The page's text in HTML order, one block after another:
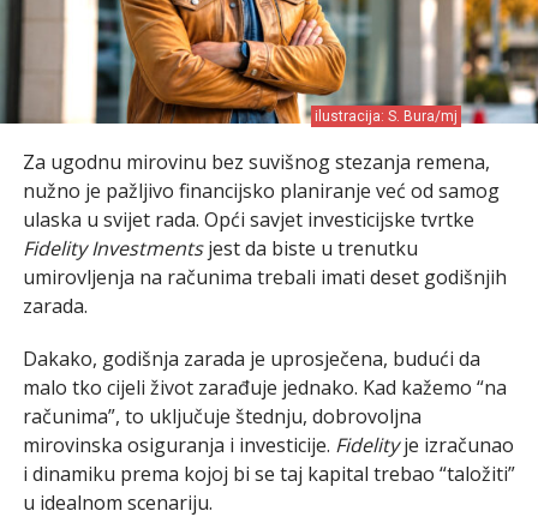
ilustracija: S. Bura/mj
Za ugodnu mirovinu bez suvišnog stezanja remena,
nužno je pažljivo financijsko planiranje već od samog
ulaska u svijet rada. Opći savjet investicijske tvrtke
Fidelity Investmentsjest da biste u trenutku
umirovljenja na računima trebali imati deset godišnjih
zarada.
Dakako, godišnja zarada je uprosječena, budući da
malo tko cijeli život zarađuje jednako. Kad kažemo “na
računima”, to uključuje štednju, dobrovoljna
mirovinska osiguranja i investicije. Fidelityje izračunao
i dinamiku prema kojoj bi se taj kapital trebao “taložiti”
u idealnom scenariju.